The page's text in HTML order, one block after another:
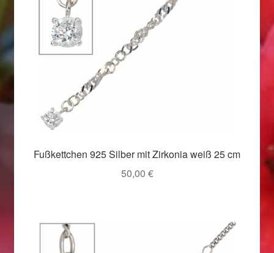
Valentinstag 2016
Valentinstag Geschenke
Vertrag widerrufen
Warenkorb
Weihnachtsangebote 2017
Fußkettchen 925 Silber mit Zirkonia weiß 25 cm
50,00 €